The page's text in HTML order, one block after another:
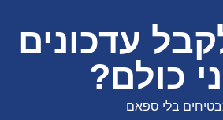
עדכונים
כולם?
בלי ספאם